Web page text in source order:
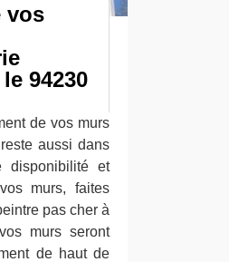
vos
94230
de vos murs
aussi dans
disponibilité et
murs, faites
pas cher à
murs seront
de haut de